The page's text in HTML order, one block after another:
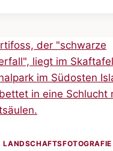
|LANDSCHAFTSFOTOGRAFIE